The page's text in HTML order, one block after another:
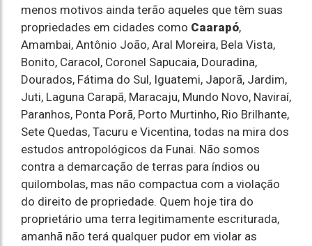
menos motivos ainda terão aqueles que têm suas
propriedades em cidades como Caarapó,
Amambai, Antônio João, Aral Moreira, Bela Vista,
Bonito, Caracol, Coronel Sapucaia, Douradina,
Dourados, Fátima do Sul, Iguatemi, Japorã, Jardim,
Juti, Laguna Carapã, Maracaju, Mundo Novo, Naviraí,
Paranhos, Ponta Porã, Porto Murtinho, Rio Brilhante,
Sete Quedas, Tacuru e Vicentina, todas na mira dos
estudos antropológicos da Funai. Não somos
contra a demarcação de terras para índios ou
quilombolas, mas não compactua com a violação
do direito de propriedade. Quem hoje tira do
proprietário uma terra legitimamente escriturada,
amanhã não terá qualquer pudor em violar as